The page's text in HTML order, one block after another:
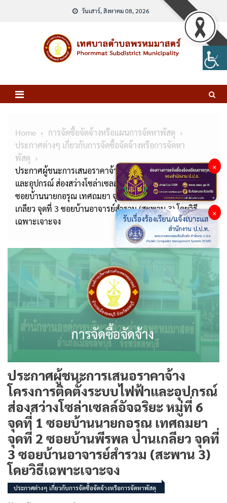
วันเสาร์, สิงหาคม 08, 2026
Home
การจัดซื้อจัดจ้างหรือแผนการจัดหาพัสดุ
ประกาศต่างๆ เกี่ยวกับการจัดซื้อจัดจ้างหรือการจัดหา
พัสดุ
ประกาศผู้ชนะการเสนอราคาจ้างโครงการติดตั้งระบบไฟฟ้า
และอุปกรณ์ ส่องสว่างโซล่าเซลล์อัจฉริยะ หมู่ที่ 6 จุดที่ 1
ซอยบ้านนายกอรุณ เทศถมยา จุดที่ 2 ซอยบ้านพีรพล ปาน
เกลียว จุดที่ 3 ซอยบ้านอาจารย์สำรวม (สะพาน 3) โดยวิธี
เฉพาะเจาะจง
ประกาศผู้ชนะการเสนอราคาจ้าง
โครงการติดตั้งระบบไฟฟ้าและอุปกรณ์
ส่องสว่างโซล่าเซลล์อัจฉริยะ หมู่ที่ 6
จุดที่ 1 ซอยบ้านนายกอรุณ เทศถมยา
จุดที่ 2 ซอยบ้านพีรพล ปานเกลียว จุดที่
3 ซอยบ้านอาจารย์สำรวม (สะพาน 3)
โดยวิธีเฉพาะเจาะจง
ประกาศต่างๆ เกี่ยวกับการจัดซื้อจัดจ้างหรือการจัดหาพัสดุ
×
×